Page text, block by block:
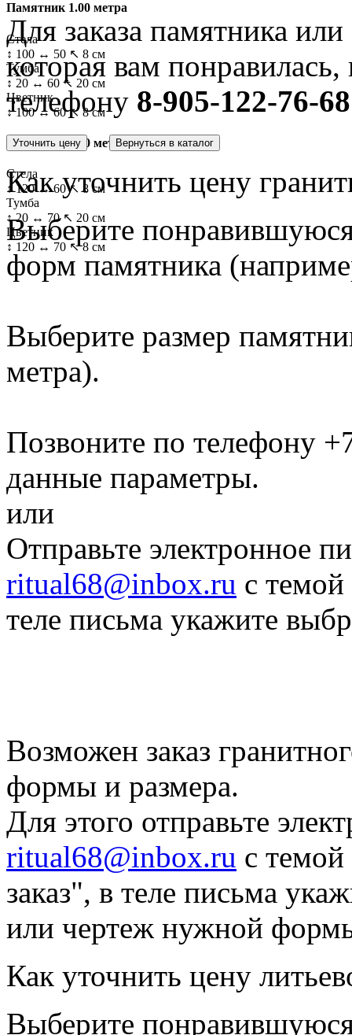
Памятник 1.00 метра
Стела
↕ 100 ↔ 50 ↖ 8 см
Тумба
↕ 20 ↔ 60 ↖ 20 см
Цветник
↕ 100 ↔ 60 ↖ 8 см
Памятник 1.20 метра
Стела
↕ 120 ↔ 60 ↖ 8 см
Тумба
↕ 20 ↔ 70 ↖ 20 см
Цветник
↕ 120 ↔ 70 ↖ 8 см
Для заказа памятника
которая вам
телефону 8-905-122-76-68
Как уточнить цену
Выберите
форм памятника
Выберите размер
метра).
Позвоните по телефону
данные параметры.
или
Отправьте электронное
ritual68@inbox.ru с
теле письма укажите
Возможен заказ
формы и размера.
Для этого отправьте
ritual68@inbox.ru с
заказ", в теле письма
или чертеж нужной
Как уточнить цену
Выберите